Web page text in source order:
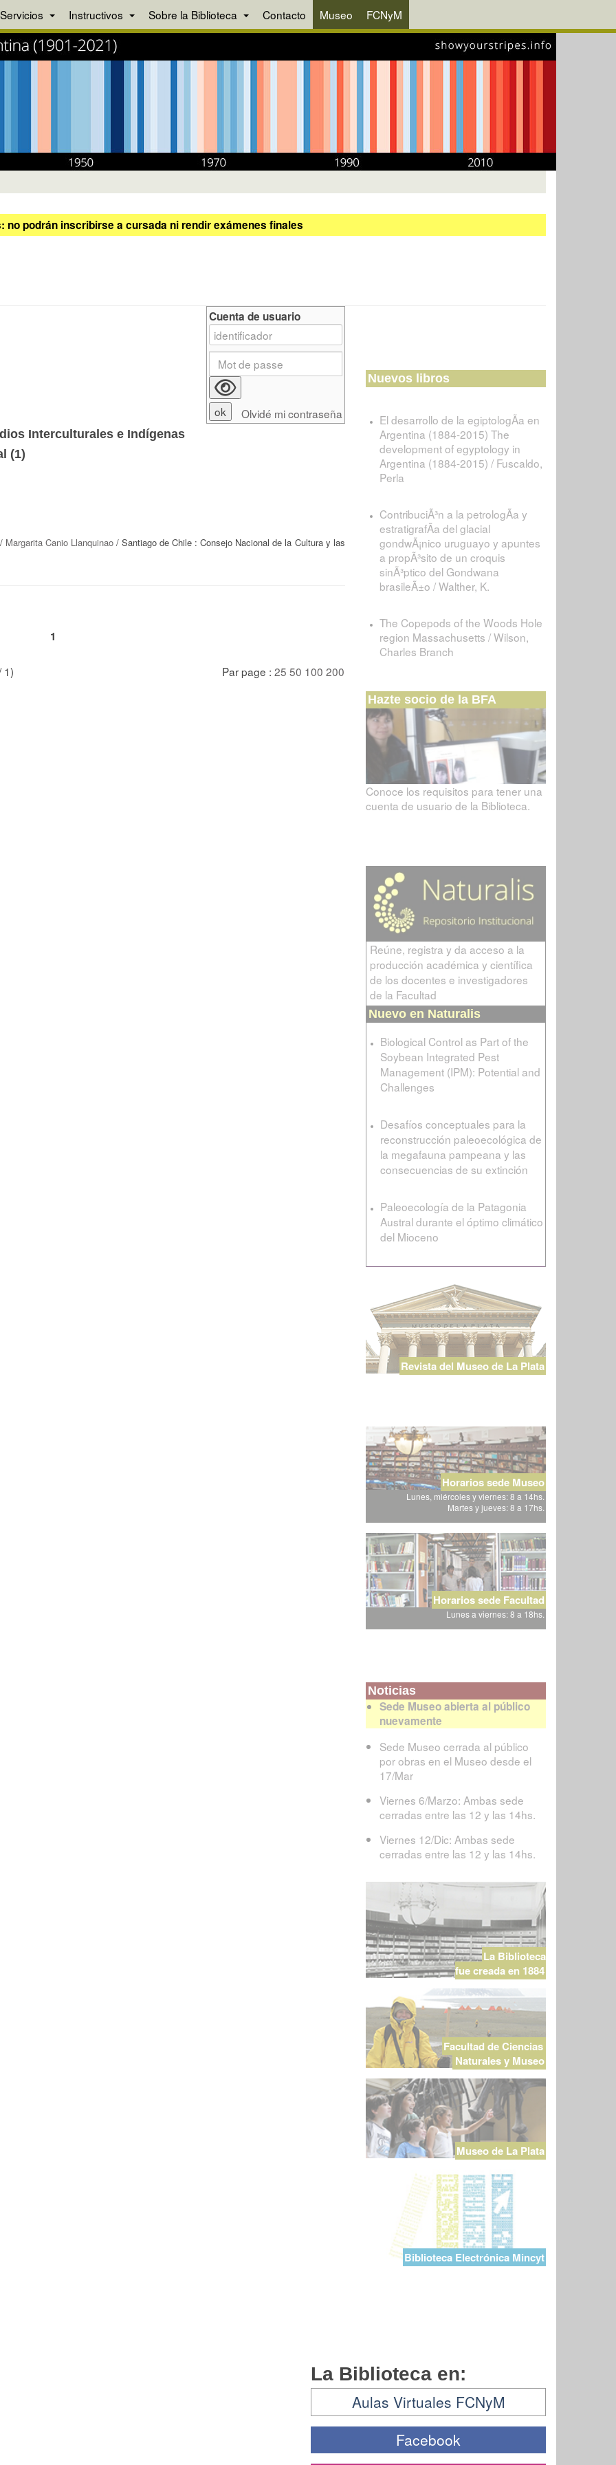
Servicios Instructivos Sobre la Biblioteca Contacto Museo FCNyM
podrán inscribirse a cursada ni rendir exámenes finales
Interculturales e Indígenas
(1)
/ Margarita Canio Llanquinao / Santiago de Chile : Consejo Nacional de la Cultura y las
1
1) Par page : 25 50 100 200
Cuenta de usuario
Olvidé mi contraseña
Nuevos libros
El desarrollo de la egiptologÃ­a en
Argentina (1884-2015) The
development of egyptology in
Argentina (1884-2015) / Fuscaldo,
Perla
ContribuciÃ³n a la petrologÃ­a y
estratigrafÃ­a del glacial
gondwÃ¡nico uruguayo y apuntes
a propÃ³sito de un croquis
sinÃ³ptico del Gondwana
brasileÃ±o / Walther, K.
The Copepods of the Woods Hole
region Massachusetts / Wilson,
Charles Branch
Hazte socio de la BFA
Conoce los requisitos para tener una
cuenta de usuario de la Biblioteca.
Reúne, registra y da acceso a la
producción académica y científica
de los docentes e investigadores
de la Facultad
Nuevo en Naturalis
Biological Control as Part of the
Soybean Integrated Pest
Management (IPM): Potential and
Challenges
Desafíos conceptuales para la
reconstrucción paleoecológica de
la megafauna pampeana y las
consecuencias de su extinción
Paleoecología de la Patagonia
Austral durante el óptimo climático
del Mioceno
Revista del Museo de La Plata
Horarios sede Museo
Lunes, miércoles y viernes: 8 a 14hs.
Martes y jueves: 8 a 17hs.
Horarios sede Facultad
Lunes a viernes: 8 a 18hs.
Noticias
Sede Museo abierta al público
nuevamente
Sede Museo cerrada al público
por obras en el Museo desde el
17/Mar
Viernes 6/Marzo: Ambas sede
cerradas entre las 12 y las 14hs.
Viernes 12/Dic: Ambas sede
cerradas entre las 12 y las 14hs.
La Biblioteca
fue creada en 1884
Facultad de Ciencias
Naturales y Museo
Museo de La Plata
Biblioteca Electrónica Mincyt
La Biblioteca en:
Aulas Virtuales FCNyM
Facebook